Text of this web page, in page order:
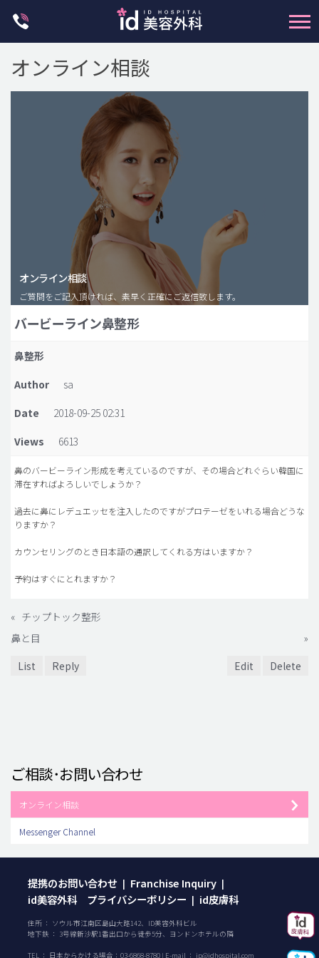
脂肪注入(アンチエイジング)
豊胸手術・バストアップ
プチ整形
idリアルストーリー
idニュース
病院紹介
安全整形
料金一覧
ご相談のお問い合わせ
オンライン相談
オンライン相談
ご質問をご記入頂ければ、素早く正確にご返信致します。
バービーライン鼻整形
鼻整形
Author
sa
Date
2018-09-25 02:31
Views
6613
鼻のバービーライン形成を考えているのですが、その場合どれぐらい韓国に
滞在すればよろしいでしょうか？
過去に鼻にレデュエッセを注入したのですがプロテーゼをいれる場合どうな
りますか？
カウンセリングのとき日本語の通訳してくれる方はいますか？
予約はすぐにとれますか？
« チップトック整形
鼻と目
»
List
Reply Edit Delete
ご相談･お問い合わせ
オンライン相談
Messenger Channel
提携のお問い合わせ | Franchise Inquiry |
id美容外科 プライバシーポリシー | id皮膚科
住所 ： ソウル市江南区島山大路142、ID美容外科ビル
地下鉄 ： 3号線新沙駅1番出口から徒歩5分、ヨンドンホテルの隣
TEL ： 日本からかける場合： 03-6868-8780 | E-mail ： jp@idhospital.com